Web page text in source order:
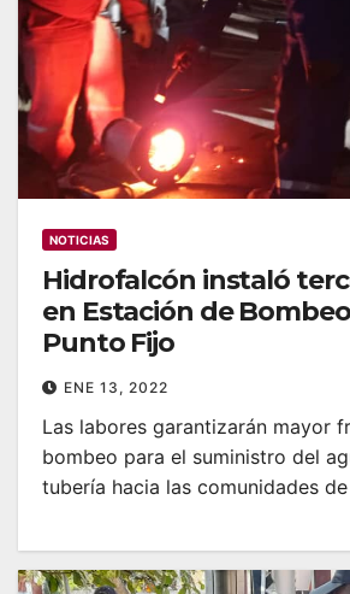
NOTICIAS
Hidrofalcón instaló
en Estación de
Punto Fijo
ENE 13, 2022
Las labores garantizarán mayor
bombeo para el suministro del
tubería hacia las comunidades